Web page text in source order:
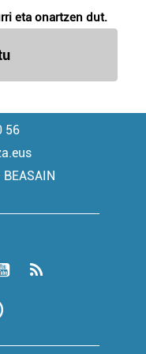
eta onartzen dut.
56